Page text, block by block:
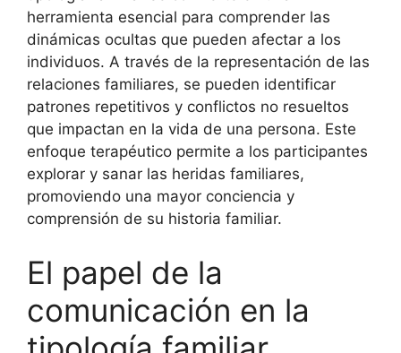
herramienta esencial para comprender las
dinámicas ocultas que pueden afectar a los
individuos. A través de la representación de las
relaciones familiares, se pueden identificar
patrones repetitivos y conflictos no resueltos
que impactan en la vida de una persona. Este
enfoque terapéutico permite a los participantes
explorar y sanar las heridas familiares,
promoviendo una mayor conciencia y
comprensión de su historia familiar.
El papel de la
comunicación en la